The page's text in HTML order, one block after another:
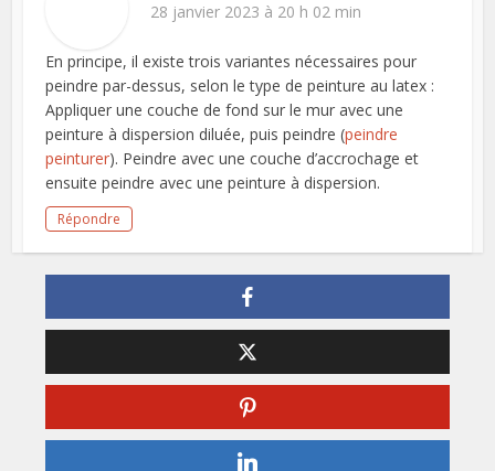
28 janvier 2023 à 20 h 02 min
En principe, il existe trois variantes nécessaires pour
peindre par-dessus, selon le type de peinture au latex :
Appliquer une couche de fond sur le mur avec une
peinture à dispersion diluée, puis peindre (peindre
peinturer). Peindre avec une couche d’accrochage et
ensuite peindre avec une peinture à dispersion.
Répondre